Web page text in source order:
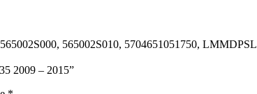
565002S010, 5704651051750, LMMDPSL
2009 – 2015”